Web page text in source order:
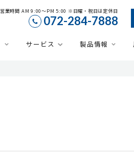
営業時間 AM 9:00～PM 5:00 ※日曜・祝日は定休日
072-284-7888
サービス 製品情報